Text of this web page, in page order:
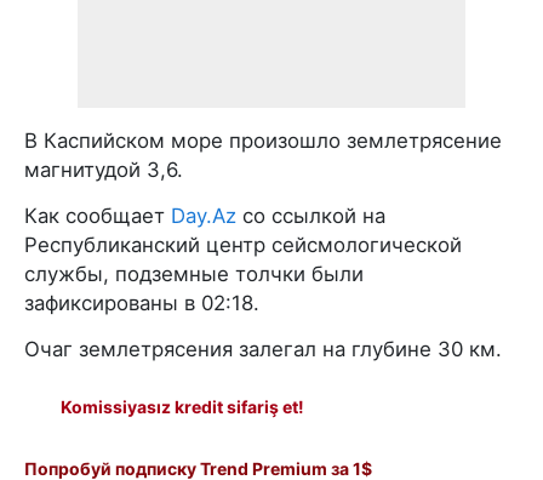
В Каспийском море произошло землетрясение
магнитудой 3,6.
Как сообщает Day.Az со ссылкой на
Республиканский центр сейсмологической
службы, подземные толчки были
зафиксированы в 02:18.
Очаг землетрясения залегал на глубине 30 км.
Komissiyasız kredit sifariş et!
Попробуй подписку Trend Premium за 1$